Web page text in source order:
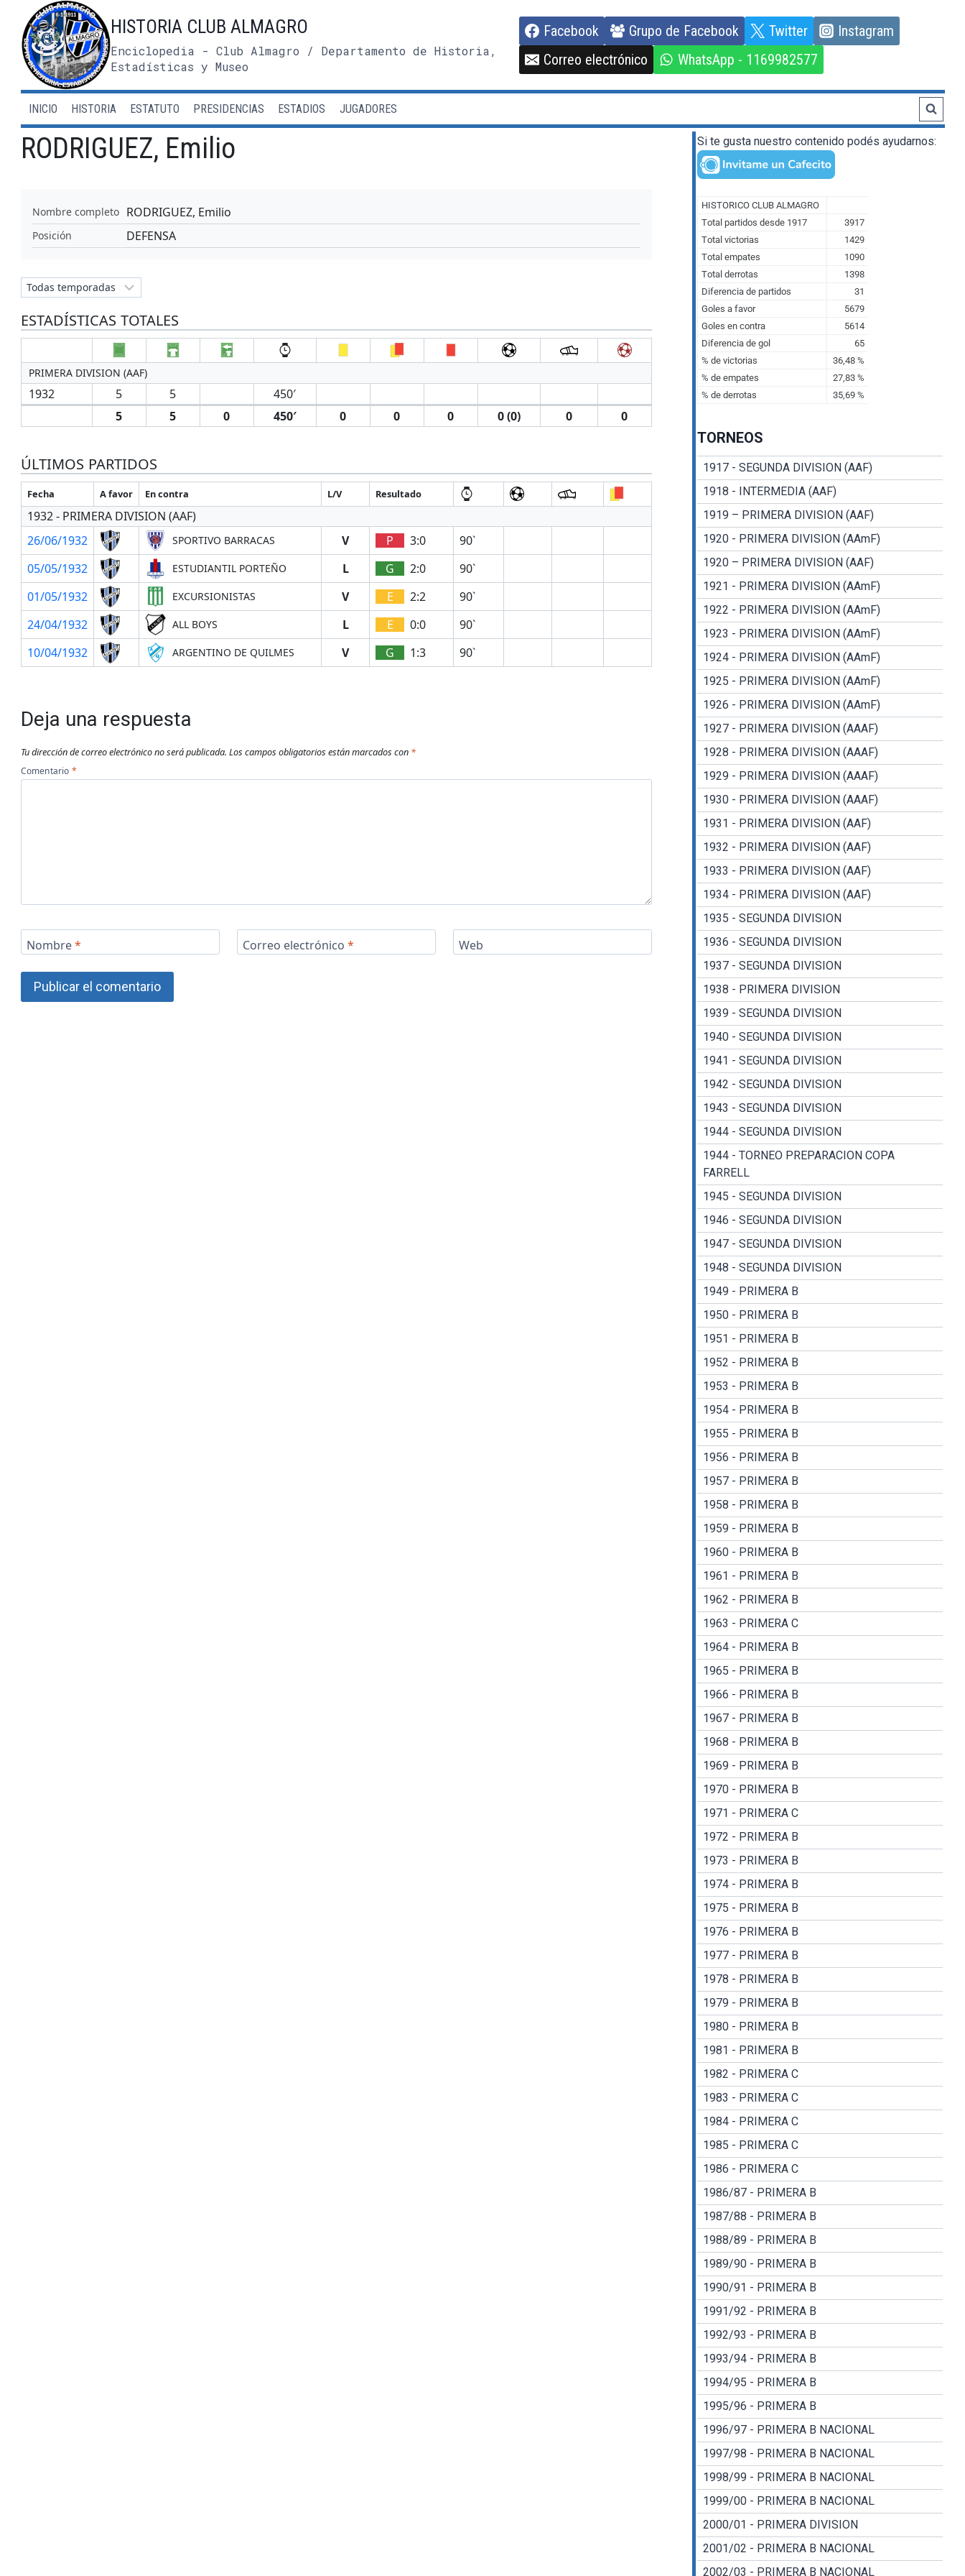
contenido
HISTORIA CLUB ALMAGRO
Enciclopedia - Club Almagro / Departamento de Historia,
Estadísticas y Museo
Facebook Grupo de Facebook Twitter
Instagram
Correo electrónico
WhatsApp - 1169982577
INICIO HISTORIA ESTATUTO PRESIDENCIAS ESTADIOS JUGADORES
RODRIGUEZ, Emilio
Nombre completo RODRIGUEZ, Emilio
Posición DEFENSA
ESTADÍSTICAS TOTALES
PRIMERA DIVISION (AAF)
1932 5 5
450′
5
5 0 450′ 0 0 0 0 (0) 0 0
ÚLTIMOS PARTIDOS
Fecha A favor En contra L/V Resultado
1932 - PRIMERA DIVISION (AAF)
26/06/1932
SPORTIVO BARRACAS V P 3:0
90`
05/05/1932
ESTUDIANTIL PORTEÑO L G 2:0
90`
01/05/1932
EXCURSIONISTAS V E 2:2
90`
24/04/1932
ALL BOYS L E 0:0
90`
10/04/1932
ARGENTINO DE QUILMES V G 1:3 90`
Deja una respuesta
Tu dirección de correo electrónico no será publicada. Los campos obligatorios están marcados con *
Comentario *
Nombre* Correo electrónico * Web
Si te gusta nuestro contenido podés ayudarnos:
TORNEOS
1917 - SEGUNDA DIVISION (AAF)
1918 - INTERMEDIA (AAF)
1919 – PRIMERA DIVISION (AAF)
1920 - PRIMERA DIVISION (AAmF)
1920 – PRIMERA DIVISION (AAF)
1921 - PRIMERA DIVISION (AAmF)
1922 - PRIMERA DIVISION (AAmF)
1923 - PRIMERA DIVISION (AAmF)
1924 - PRIMERA DIVISION (AAmF)
1925 - PRIMERA DIVISION (AAmF)
1926 - PRIMERA DIVISION (AAmF)
1927 - PRIMERA DIVISION (AAAF)
1928 - PRIMERA DIVISION (AAAF)
1929 - PRIMERA DIVISION (AAAF)
1930 - PRIMERA DIVISION (AAAF)
1931 - PRIMERA DIVISION (AAF)
1932 - PRIMERA DIVISION (AAF)
1933 - PRIMERA DIVISION (AAF)
1934 - PRIMERA DIVISION (AAF)
1935 - SEGUNDA DIVISION
1936 - SEGUNDA DIVISION
1937 - SEGUNDA DIVISION
1938 - PRIMERA DIVISION
1939 - SEGUNDA DIVISION
1940 - SEGUNDA DIVISION
1941 - SEGUNDA DIVISION
1942 - SEGUNDA DIVISION
1943 - SEGUNDA DIVISION
1944 - SEGUNDA DIVISION
1944 - TORNEO PREPARACION COPA
FARRELL
1945 - SEGUNDA DIVISION
1946 - SEGUNDA DIVISION
1947 - SEGUNDA DIVISION
1948 - SEGUNDA DIVISION
1949 - PRIMERA B
1950 - PRIMERA B
1951 - PRIMERA B
1952 - PRIMERA B
1953 - PRIMERA B
1954 - PRIMERA B
1955 - PRIMERA B
1956 - PRIMERA B
1957 - PRIMERA B
1958 - PRIMERA B
1959 - PRIMERA B
1960 - PRIMERA B
1961 - PRIMERA B
1962 - PRIMERA B
1963 - PRIMERA C
1964 - PRIMERA B
1965 - PRIMERA B
1966 - PRIMERA B
1967 - PRIMERA B
1968 - PRIMERA B
1969 - PRIMERA B
1970 - PRIMERA B
1971 - PRIMERA C
1972 - PRIMERA B
1973 - PRIMERA B
1974 - PRIMERA B
1975 - PRIMERA B
1976 - PRIMERA B
1977 - PRIMERA B
1978 - PRIMERA B
1979 - PRIMERA B
1980 - PRIMERA B
1981 - PRIMERA B
1982 - PRIMERA C
1983 - PRIMERA C
1984 - PRIMERA C
1985 - PRIMERA C
1986 - PRIMERA C
1986/87 - PRIMERA B
1987/88 - PRIMERA B
1988/89 - PRIMERA B
1989/90 - PRIMERA B
1990/91 - PRIMERA B
1991/92 - PRIMERA B
1992/93 - PRIMERA B
1993/94 - PRIMERA B
1994/95 - PRIMERA B
1995/96 - PRIMERA B
1996/97 - PRIMERA B NACIONAL
1997/98 - PRIMERA B NACIONAL
1998/99 - PRIMERA B NACIONAL
1999/00 - PRIMERA B NACIONAL
2000/01 - PRIMERA DIVISION
2001/02 - PRIMERA B NACIONAL
2002/03 - PRIMERA B NACIONAL